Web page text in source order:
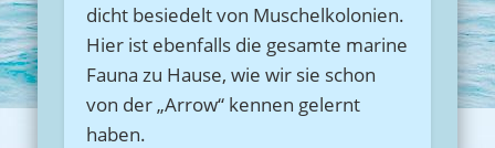
dicht besiedelt von Muschelkolonien.
Hier ist ebenfalls die gesamte marine
Fauna zu Hause, wie wir sie schon
von der „Arrow“ kennen gelernt
haben.